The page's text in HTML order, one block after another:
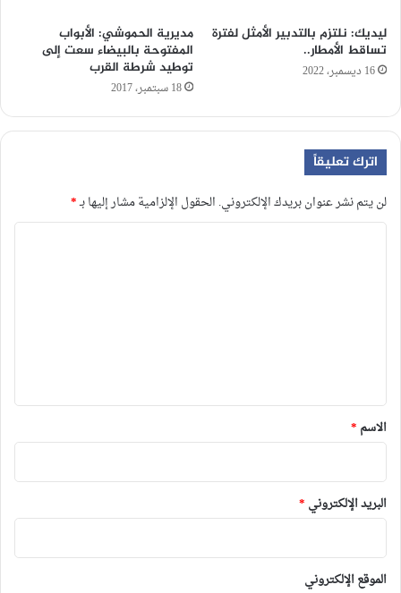
ليديك: نلتزم بالتدبير الأمثل لفترة
تساقط الأمطار..
16 ديسمبر، 2022
مديرية الحموشي: الأبواب
المفتوحة بالبيضاء سعت إلى
توطيد شرطة القرب
18 سبتمبر، 2017
اترك تعليقاً
لن يتم نشر عنوان بريدك الإلكتروني. الحقول الإلزامية مشار إليها بـ*
*
الاسم *
البريد الإلكتروني *
الموقع الإلكتروني